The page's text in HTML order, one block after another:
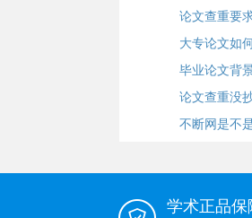
论文查重要
大专论文如
毕业论文背
论文查重没
不断网是不
学术正品保